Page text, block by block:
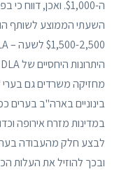
ה-$1,000. ואכן,
היתרונות היחסיים של DLA הוא
מחזיקה משרדים גם
בינוניים בארה"ב בערים
במדינות מזרח אירופה
לבצע חלק מהעבודה
ובכך להוזיל את העלות